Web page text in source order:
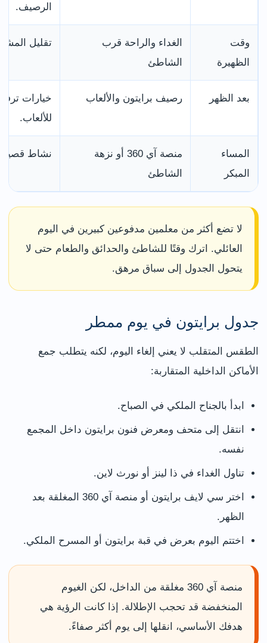
الرصيف.
وقت
الظهيرة
الغداء والراحة قرب
الشاطئ
تقليل
بعد الظهر رصيف برايتون والألعاب
خيارات
للألعاب.
المساء
المبكر
منصة آي 360 أو نزهة
الشاطئ
نشاط قصير
لا تضع أكثر من معلمين مدفوعين كبيرين في اليوم
العائلي. اترك وقتًا للشاطئ والحدائق والطعام حتى لا
يتحول الجدول إلى سباق مرهق.
جدول برايتون في يوم ممطر
الطقس المتقلب لا يعني إلغاء اليوم، لكنه يتطلب جمع
الأماكن الداخلية المتقاربة:
ابدأ بالجناح الملكي في الصباح.
انتقل إلى متحف ومعرض فنون برايتون داخل المجمع
نفسه.
تناول الغداء في ذا لينز أو نورث لاين.
اختر سي لايف برايتون أو منصة آي 360 المغلقة بعد
الظهر.
اختتم اليوم بعرض في قبة برايتون أو المسرح الملكي.
منصة آي 360 مغلقة من الداخل، لكن الغيوم
المنخفضة قد تحجب الإطلالة. إذا كانت الرؤية هي
هدفك الأساسي، انقلها إلى يوم أكثر صفاءً.